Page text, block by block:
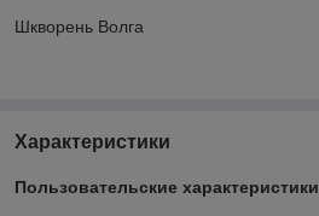
Шкворень Волга
Характеристики
Пользовательские характеристики